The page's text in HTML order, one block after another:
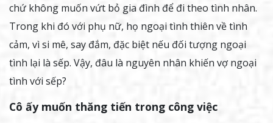
chứ không muốn vứt bỏ gia đình để đi theo tình nhân.
Trong khi đó với phụ nữ, họ ngoại tình thiên về tình
cảm, vì si mê, say đắm, đặc biệt nếu đối tượng ngoại
tình lại là sếp. Vậy, đâu là nguyên nhân khiến vợ ngoại
tình với sếp?
Cô ấy muốn thăng tiến trong công việc